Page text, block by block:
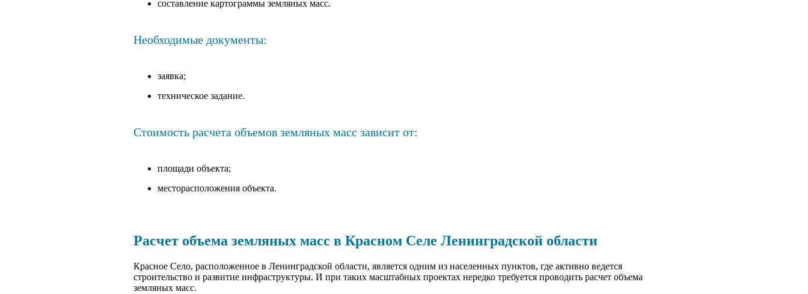
составление картограммы земляных масс.
Необходимые документы:
заявка;
техническое задание.
Стоимость расчета объемов земляных масс зависит от:
площади объекта;
месторасположения объекта.
Расчет объема земляных масс в Красном Селе Ленинградской области
Красное Село, расположенное в Ленинградской области, является одним из населенных пунктов, где активно ведется
строительство и развитие инфраструктуры. И при таких масштабных проектах нередко требуется проводить расчет объема
земляных масс.